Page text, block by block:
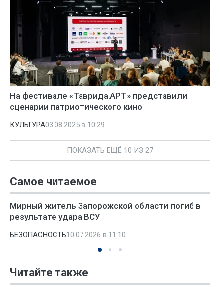
На фестивале «Таврида.АРТ» представили
сценарии патриотического кино
КУЛЬТУРА03.08.2025 в 10:29
ПОКАЗАТЬ ЕЩЁ 10 ИЗ 27
Самое читаемое
Мирный житель Запорожской области погиб в
результате удара ВСУ
БЕЗОПАСНОСТЬ10.07.2026 в 11:10
Читайте также